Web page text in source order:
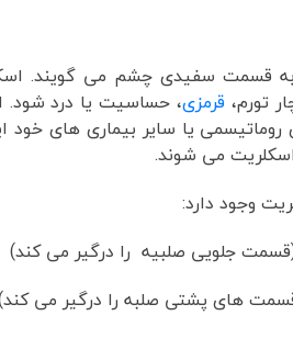
به قسمت سفیدی چشم می گویند.
تورم، قرمزی، حساسیت یا درد شود.
روماتیسمی یا سایر بیماری های
می شوند.
وجود دارد:
جلویی صلبیه را درگیر می کند)
های پشتی صلبه را درگیر می